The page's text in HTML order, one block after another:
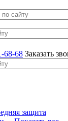
68-68 Заказать
защита